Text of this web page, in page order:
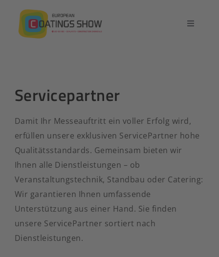
Inhalt
springen
Konferenz
Kontakt
Deutsch
Servicepartner
Damit Ihr Messeauftritt ein voller Erfolg wird,
erfüllen unsere exklusiven ServicePartner hohe
Qualitätsstandards. Gemeinsam bieten wir
Ihnen alle Dienstleistungen – ob
Veranstaltungstechnik, Standbau oder Catering:
Wir garantieren Ihnen umfassende
Unterstützung aus einer Hand. Sie finden
unsere ServicePartner sortiert nach
Dienstleistungen.